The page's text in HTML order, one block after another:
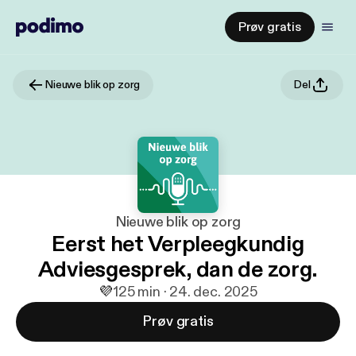
Prøv gratis
Nieuwe blik op zorg Del
Nieuwe blik op zorg
Eerst het Verpleegkundig
Adviesgesprek, dan de zorg.
💜125 min · 24. dec. 2025
Prøv gratis